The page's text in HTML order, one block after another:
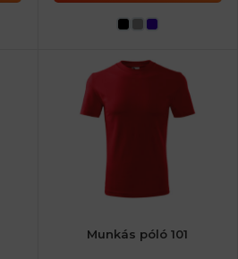
Munkás póló 101